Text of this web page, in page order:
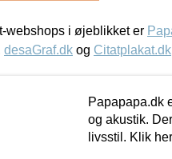
webshops i øjeblikket er
desaGraf.dk og Citatplakat.dk
Papapapa.dk
og akustik.
livsstil. Klik